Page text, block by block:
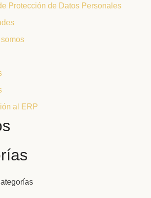
Protección de Datos Personales
al ERP